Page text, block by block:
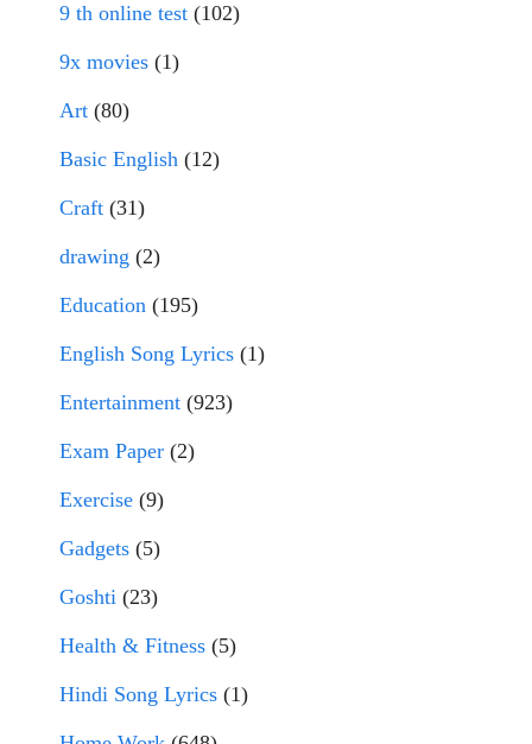
9 th online test (102)
9x movies (1)
Art (80)
Basic English (12)
Craft (31)
drawing (2)
Education (195)
English Song Lyrics (1)
Entertainment (923)
Exam Paper (2)
Exercise (9)
Gadgets (5)
Goshti (23)
Health & Fitness (5)
Hindi Song Lyrics (1)